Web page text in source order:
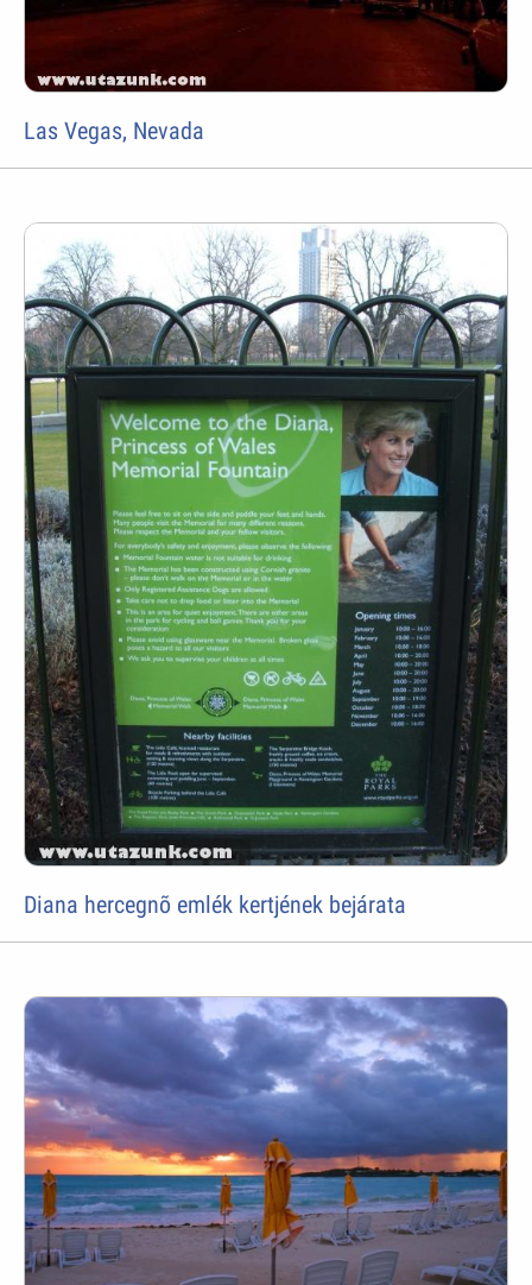
Las Vegas, Nevada
Diana hercegnõ emlék kertjének bejárata